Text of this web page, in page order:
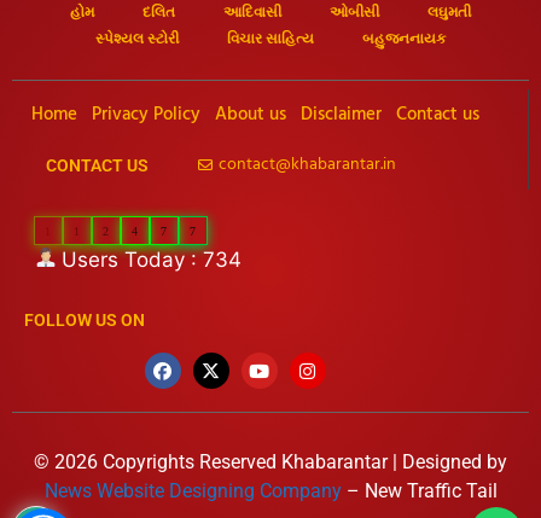
હોમ દલિત આદિવાસી ઓબીસી
લઘુમતી
સ્પેશ્યલ સ્ટોરી
વિચાર સાહિત્ય બહુજનનાયક
Home Privacy Policy About us Disclaimer Contact us
CONTACT US contact@khabarantar.in
1 2 4 7 7
Users Today : 734
FOLLOW US ON
© 2026 Copyrights Reserved Khabarantar | Designed by
News Website Designing Company – New Traffic Tail